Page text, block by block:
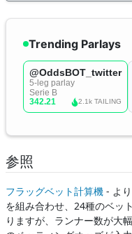
参照
フラッグベット計算機 - よ
を組み合わせ、24種のベッ
りますが、ランナー数が大